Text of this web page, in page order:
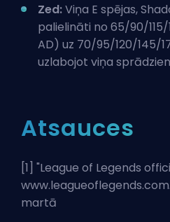
Zed:Viņa E spējas,
palielināti no 65/90/
AD) uz 70/95/120/145/
uzlabojot viņa
Atsauces
[1] "League of Legends
martā